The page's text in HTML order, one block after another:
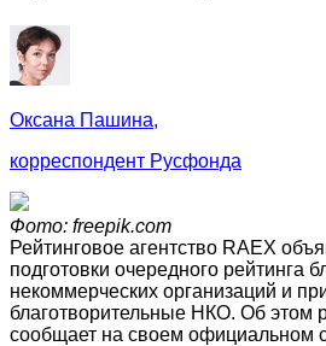
Оксана Пашина,
корреспондент Русфонда
Фото: freepik.com
Рейтинговое агентство RAEX
подготовки очередного рейтинга
некоммерческих организаций и
благотворительные НКО. Об этом
сообщает на своем официальном